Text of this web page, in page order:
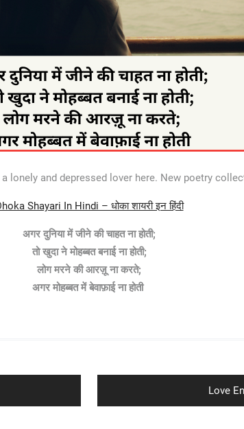
lonely and depressed lover here. New poetry
Shayari In Hindi – धोका शायरी इन हिंदी
अगर दुनिया में जीने की चाहत ना होती;
तो खुदा ने मोहब्बत बनाई ना होती;
लोग मरने की आरज़ू ना करते;
अगर मोहब्बत में बेवाफ़ाई ना होती
Next
post:
Love